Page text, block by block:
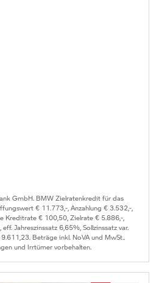
GmbH. BMW Zielratenkredit für das
€ 11.773,-, Anzahlung € 3.532,-,
Kreditrate € 100,50, Zielrate € 5.886,-,
Jahreszinssatz 6,65%, Sollzinssatz var.
Beträge inkl. NoVA und MwSt..
und Irrtümer vorbehalten.